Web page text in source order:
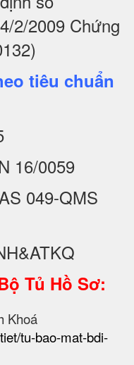
2/2009 Chứng
tiêu chuẩn
16/0059
049-QMS
Tủ Hồ Sơ:
Khoá
tu-bao-mat-bdi-